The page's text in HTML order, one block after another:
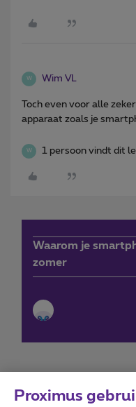
W Wim VL
Toch even voor alle
apparaat zoals je
W 1 persoon vindt dit
Waarom je
zomer
Proximus